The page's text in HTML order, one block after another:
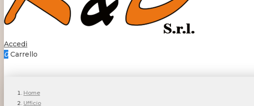
Accedi
0 Carrello
Home
Ufficio